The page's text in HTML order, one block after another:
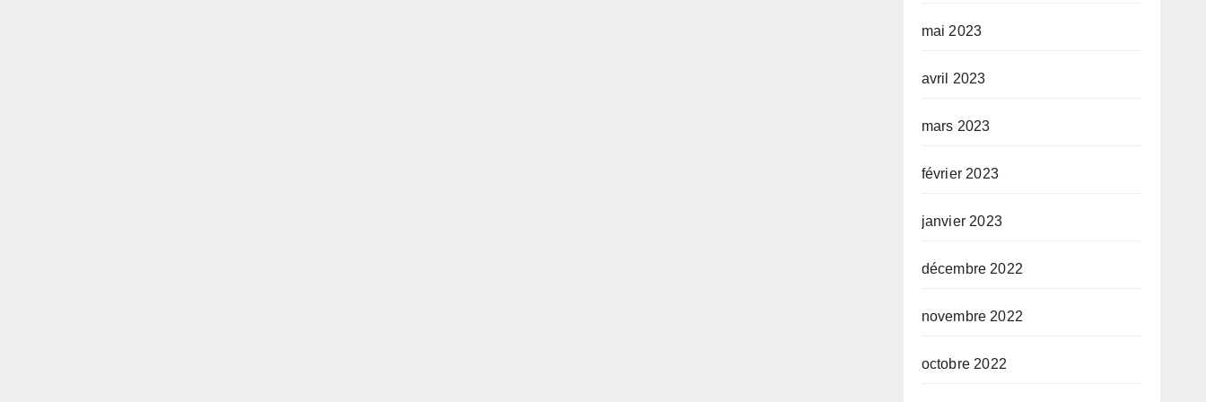
mai 2023
avril 2023
mars 2023
février 2023
janvier 2023
décembre 2022
novembre 2022
octobre 2022